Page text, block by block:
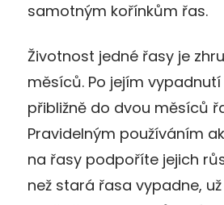
samotným kořínkům řas.
Životnost jedné řasy je
měsíců. Po jejím
přibližně do dvou měsíců
Pravidelným používáním
na řasy podpoříte jejich
než stará řasa vypadne,